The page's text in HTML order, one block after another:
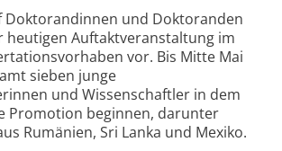
Doktorandinnen und Doktoranden
heutigen Auftaktveranstaltung im
vor. Bis Mitte Mai
sieben junge
und Wissenschaftler in dem
Promotion beginnen, darunter
Rumänien, Sri Lanka und Mexiko.